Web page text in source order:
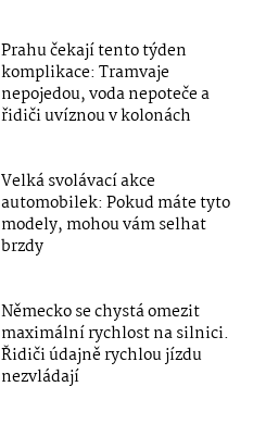
Prahu čekají tento týden
komplikace: Tramvaje
nepojedou, voda nepoteče a
řidiči uvíznou v kolonách
Velká svolávací akce
automobilek: Pokud máte tyto
modely, mohou vám selhat
brzdy
Německo se chystá omezit
maximální rychlost na silnici.
Řidiči údajně rychlou jízdu
nezvládají